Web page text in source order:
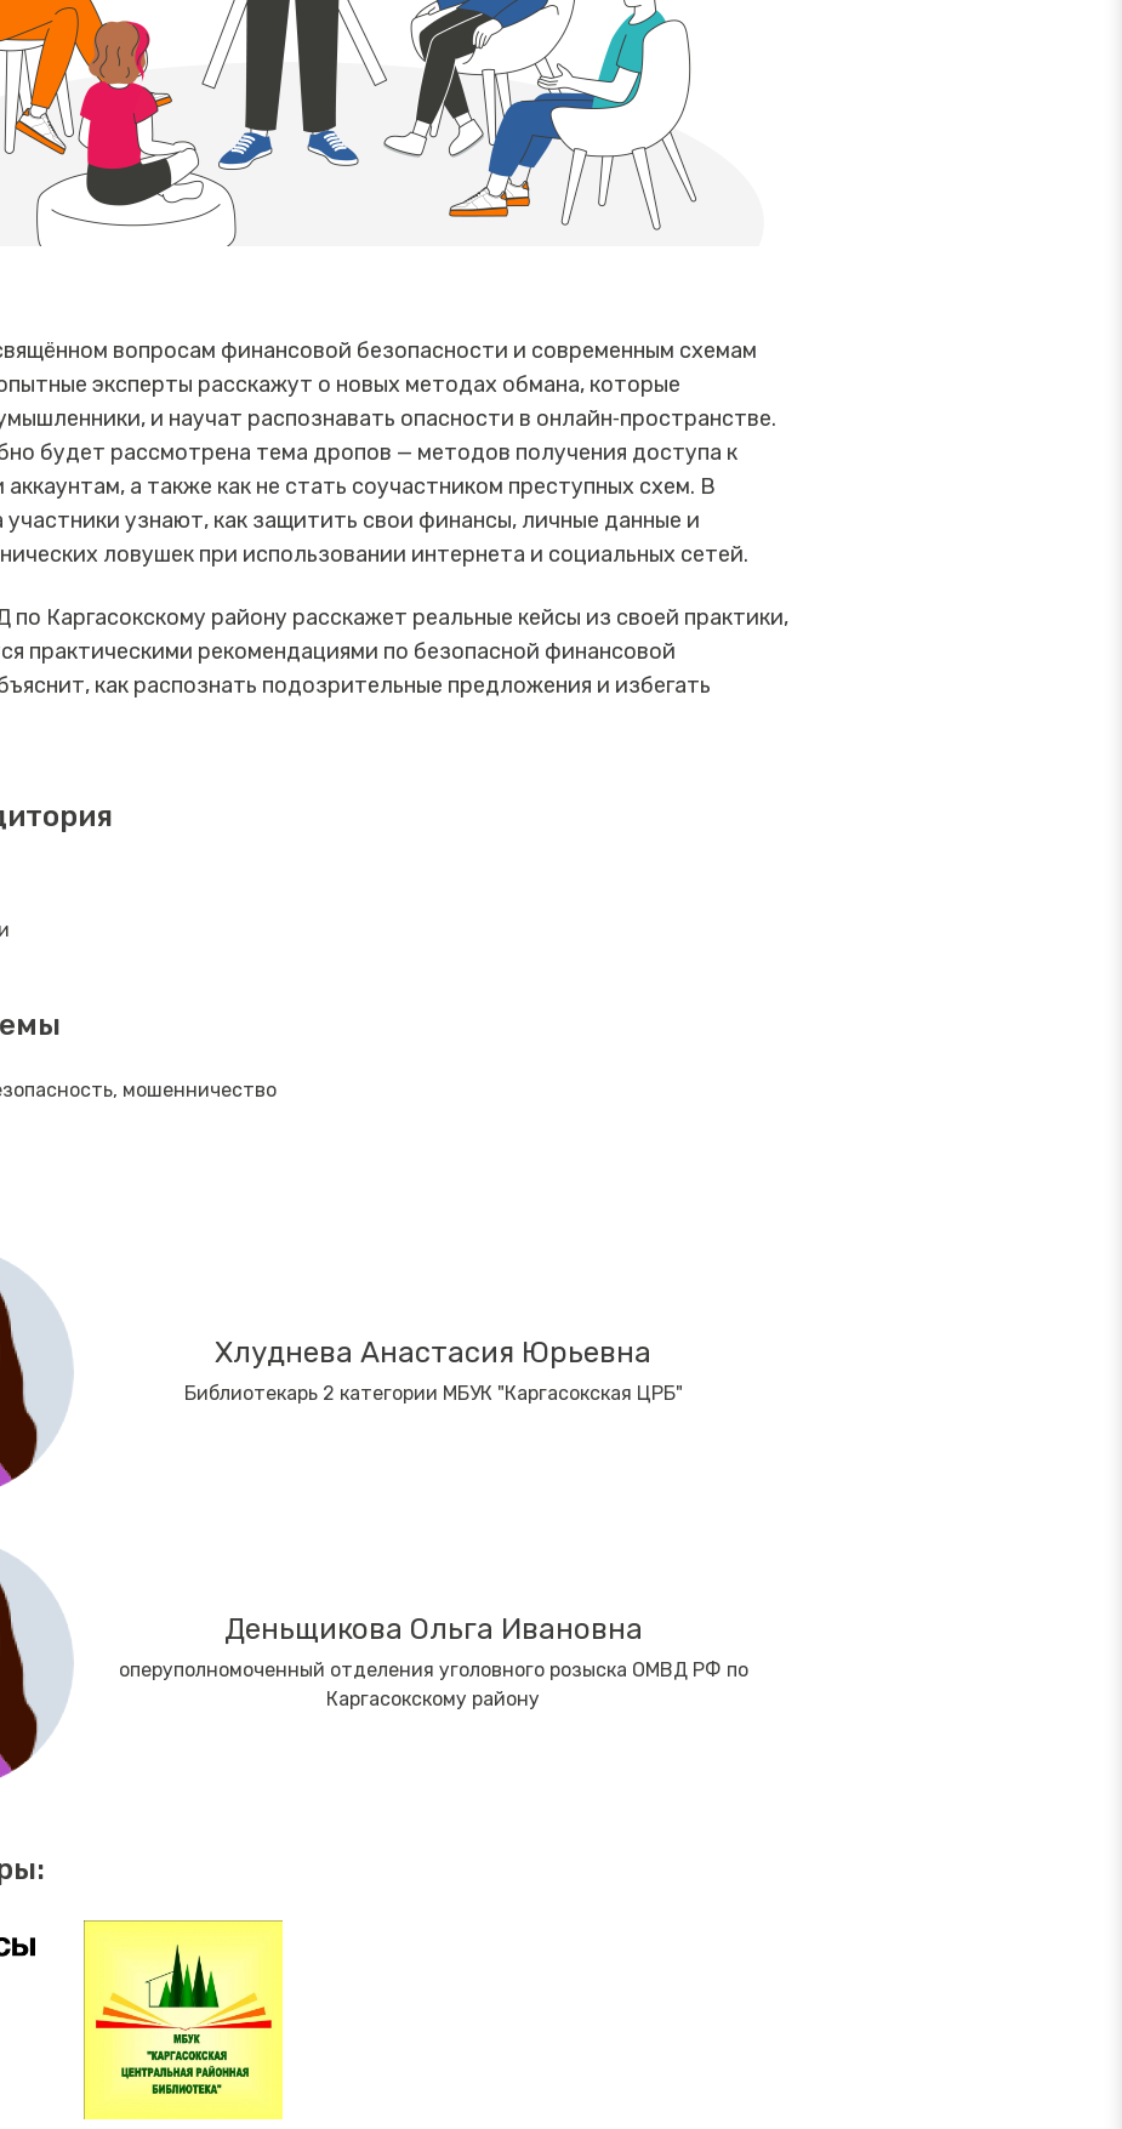
вопросам финансовой безопасности и современным схемам
эксперты расскажут о новых методах обмана, которые
и научат распознавать опасности в онлайн‑пространстве.
будет рассмотрена тема дропов — методов получения доступа к
а также как не стать соучастником преступных схем. В
участники узнают, как защитить свои финансы, личные данные и
ловушек при использовании интернета и социальных сетей.
Каргасокскому району расскажет реальные кейсы из своей практики,
практическими рекомендациями по безопасной финансовой
как распознать подозрительные предложения и избегать
мошенничество
Хлуднева Анастасия Юрьевна
Библиотекарь 2 категории МБУК "Каргасокская ЦРБ"
Деньщикова Ольга Ивановна
оперуполномоченный отделения уголовного розыска ОМВД РФ по
Каргасокскому району